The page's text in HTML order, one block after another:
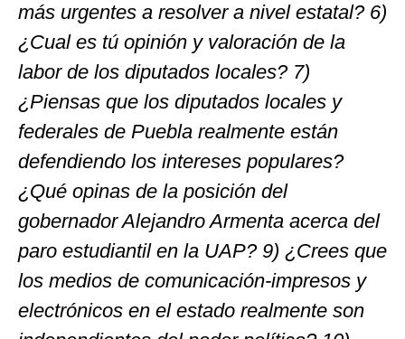
más urgentes a resolver a nivel estatal? 6)
¿Cual es tú opinión y valoración de la
labor de los diputados locales? 7)
¿Piensas que los diputados locales y
federales de Puebla realmente están
defendiendo los intereses populares?
¿Qué opinas de la posición del
gobernador Alejandro Armenta acerca del
paro estudiantil en la UAP? 9) ¿Crees que
los medios de comunicación-impresos y
electrónicos en el estado realmente son